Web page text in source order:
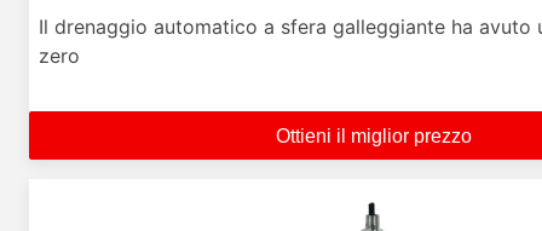
Il drenaggio automatico a sfera galleggiante ha avuto
zero
Ottieni il miglior prezzo